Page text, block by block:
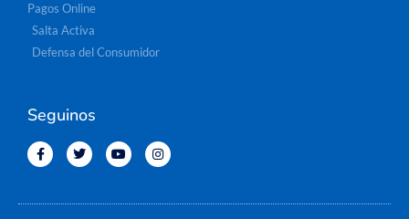
Pagos Online
Salta Activa
Defensa del Consumidor
Seguinos